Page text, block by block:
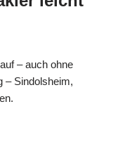
– auch ohne
– Sindolsheim,